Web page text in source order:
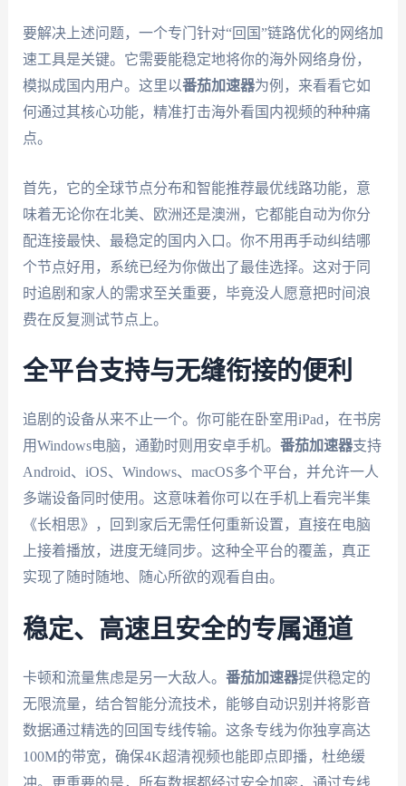
要解决上述问题，一个专门针对“回国”链路优化的网络加
速工具是关键。它需要能稳定地将你的海外网络身份，
模拟成国内用户。这里以番茄加速器为例，来看看它如
何通过其核心功能，精准打击海外看国内视频的种种痛
点。
首先，它的全球节点分布和智能推荐最优线路功能，意
味着无论你在北美、欧洲还是澳洲，它都能自动为你分
配连接最快、最稳定的国内入口。你不用再手动纠结哪
个节点好用，系统已经为你做出了最佳选择。这对于同
时追剧和家人的需求至关重要，毕竟没人愿意把时间浪
费在反复测试节点上。
全平台支持与无缝衔接的便利
追剧的设备从来不止一个。你可能在卧室用iPad，在书房
用Windows电脑，通勤时则用安卓手机。 番茄加速器支持
Android、iOS、Windows、macOS多个平台，并允许一人
多端设备同时使用。这意味着你可以在手机上看完半集
《长相思》，回到家后无需任何重新设置，直接在电脑
上接着播放，进度无缝同步。这种全平台的覆盖，真正
实现了随时随地、随心所欲的观看自由。
稳定、高速且安全的专属通道
卡顿和流量焦虑是另一大敌人。 番茄加速器提供稳定的
无限流量，结合智能分流技术，能够自动识别并将影音
数据通过精选的回国专线传输。这条专线为你独享高达
100M的带宽，确保4K超清视频也能即点即播，杜绝缓
冲。更重要的是，所有数据都经过安全加密，通过专线